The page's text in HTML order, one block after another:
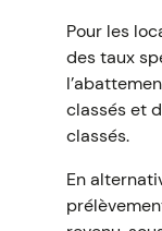
Pour les
des taux
classés et
classés.
En